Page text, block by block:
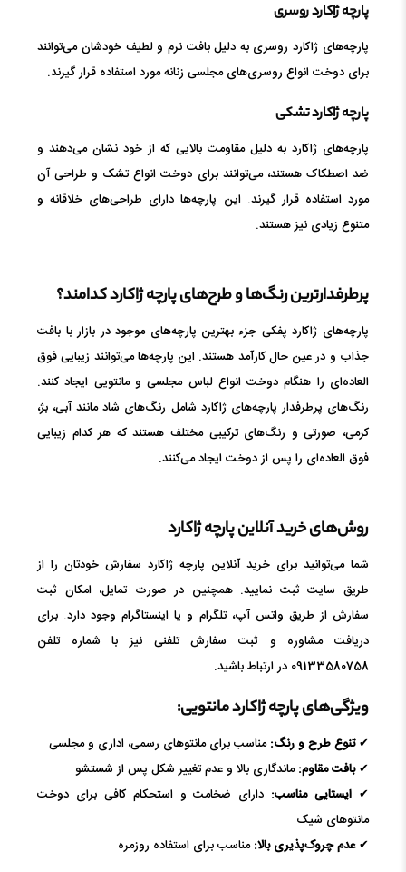
پارچه ژاکارد روسری
پارچه‌های ژاکارد روسری به دلیل بافت نرم و لطیف خودشان می‌توانند
برای دوخت انواع روسری‌های مجلسی زنانه مورد استفاده قرار گیرند.
پارچه ژاکارد تشکی
پارچه‌های ژاکارد به دلیل مقاومت بالایی که از خود نشان می‌دهند و
ضد اصطکاک هستند، می‌توانند برای دوخت انواع تشک و طراحی آن
مورد استفاده قرار گیرند. این پارچه‌ها دارای طراحی‌های خلاقانه و
متنوع زیادی نیز هستند.
پرطرفدارترین رنگ‌ها و طرح‌های پارچه ژاکارد کدامند؟
پارچه‌های ژاکارد پفکی جزء بهترین پارچه‌های موجود در بازار با بافت
جذاب و در عین حال کارآمد هستند. این پارچه‌ها می‌توانند زیبایی فوق
العاده‌ای را هنگام دوخت انواع لباس مجلسی و مانتویی ایجاد کنند.
رنگ‌های پرطرفدار پارچه‌های ژاکارد شامل رنگ‌های شاد مانند آبی، بژ،
کرمی، صورتی و رنگ‌های ترکیبی مختلف هستند که هر کدام زیبایی
فوق العاده‌ای را پس از دوخت ایجاد می‌کنند.
روش‌های خرید آنلاین پارچه ژاکارد
شما می‌توانید برای خرید آنلاین پارچه ژاکارد سفارش خودتان را از
طریق سایت ثبت نمایید. همچنین در صورت تمایل، امکان ثبت
سفارش از طریق واتس آپ، تلگرام و یا اینستاگرام وجود دارد. برای
دریافت مشاوره و ثبت سفارش تلفنی نیز با شماره تلفن
09133580758 در ارتباط باشید.
ویژگی‌های پارچه ژاکارد مانتویی:
✔تنوع طرح و رنگ:مناسب برای مانتوهای رسمی، اداری و مجلسی
✔بافت مقاوم:ماندگاری بالا و عدم تغییر شکل پس از شستشو
✔ایستایی مناسب: دارای ضخامت و استحکام کافی برای دوخت
مانتوهای شیک
✔عدم چروک‌پذیری بالا:مناسب برای استفاده روزمره